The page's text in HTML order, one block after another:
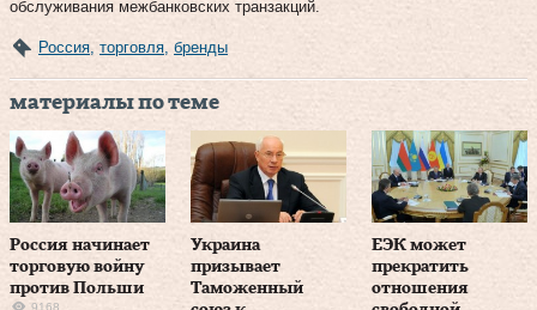
обслуживания межбанковских транзакций.
Россия торговля бренды
материалы по теме
Россия начинает
торговую войну
против Польши
Украина
призывает
Таможенный
ЕЭК может
прекратить
отношения